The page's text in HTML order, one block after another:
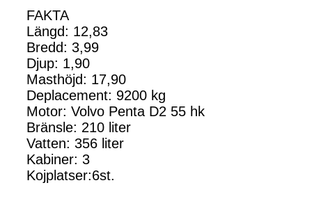
FAKTA
Längd: 12,83
Bredd: 3,99
Djup: 1,90
Masthöjd: 17,90
Deplacement: 9200 kg
Motor: Volvo Penta D2 55 hk
Bränsle: 210 liter
Vatten: 356 liter
Kabiner: 3
Kojplatser:6st.